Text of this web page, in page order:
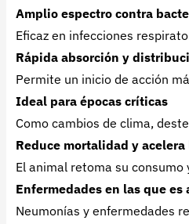
Amplio espectro contra
Eficaz en infecciones
Rápida absorción y
Permite un inicio de acción
Ideal para épocas críticas
Como cambios de clima,
Reduce mortalidad y
El animal retoma su
Enfermedades en las que
Neumonías y enfermedades